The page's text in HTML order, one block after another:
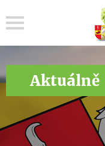
Aktuálně